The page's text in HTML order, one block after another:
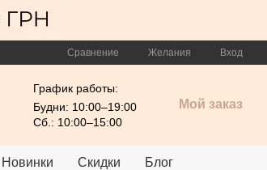
Сравнение Желания Вход
График работы:
Будни: 10:00–19:00
Сб.: 10:00–15:00
Мой заказ
Новинки Скидки Блог